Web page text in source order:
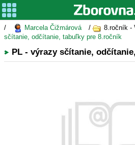
/ Marcela Čižmárová / 8.ročník -
sčítanie, odčítanie, tabuľky pre 8.ročník
PL - výrazy sčítanie,